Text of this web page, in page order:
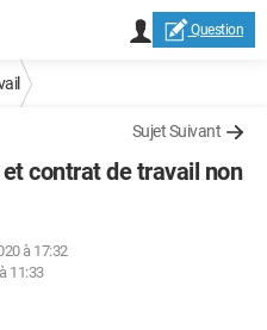
Question
Sujet Suivant
contrat de travail non
à 17:32
11:33